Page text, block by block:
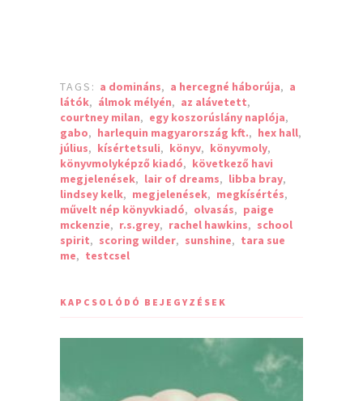
TAGS: a domináns, a hercegné háborúja, a
látók, álmok mélyén, az alávetett,
courtney milan, egy koszorúslány naplója,
gabo, harlequin magyarország kft., hex hall,
július, kísértetsuli, könyv, könyvmoly,
könyvmolyképző kiadó, következő havi
megjelenések, lair of dreams, libba bray,
lindsey kelk, megjelenések, megkísértés,
művelt nép könyvkiadó, olvasás, paige
mckenzie, r.s.grey, rachel hawkins, school
spirit, scoring wilder, sunshine, tara sue
me, testcsel
KAPCSOLÓDÓ BEJEGYZÉSEK